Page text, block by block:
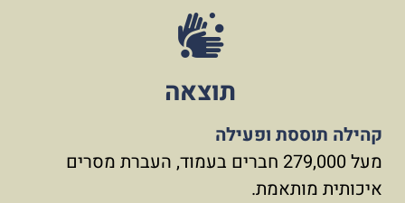
תוצאה
קהילה תוססת ופעילה
מעל 279,000 חברים בעמוד, העברת מסרים
איכותית מותאמת.